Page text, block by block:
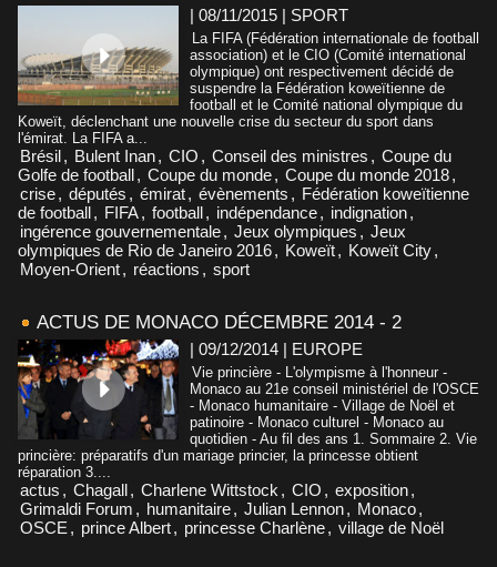
| 08/11/2015 | SPORT
La FIFA (Fédération internationale de football
association) et le CIO (Comité international
olympique) ont respectivement décidé de
suspendre la Fédération koweïtienne de
football et le Comité national olympique du
Koweït, déclenchant une nouvelle crise du secteur du sport dans
l'émirat. La FIFA a...
Brésil, Bulent Inan, CIO , Conseil des ministres , Coupe du
Golfe de football, Coupe du monde, Coupe du monde 2018,
crise, députés , émirat, évènements , Fédération koweïtienne
de football, FIFA, football, indépendance, indignation,
ingérence gouvernementale, Jeux olympiques , Jeux
olympiques de Rio de Janeiro 2016, Koweït, Koweït City,
Moyen-Orient, réactions , sport
ACTUS DE MONACO DÉCEMBRE 2014 - 2
| 09/12/2014 | EUROPE
Vie princière - L'olympisme à l'honneur -
Monaco au 21e conseil ministériel de l'OSCE
- Monaco humanitaire - Village de Noël et
patinoire - Monaco culturel - Monaco au
quotidien - Au fil des ans 1. Sommaire 2. Vie
princière: préparatifs d'un mariage princier, la princesse obtient
réparation 3....
actus , Chagall, Charlene Wittstock , CIO , exposition,
Grimaldi Forum , humanitaire, Julian Lennon, Monaco,
OSCE , prince Albert, princesse Charlène, village de Noël